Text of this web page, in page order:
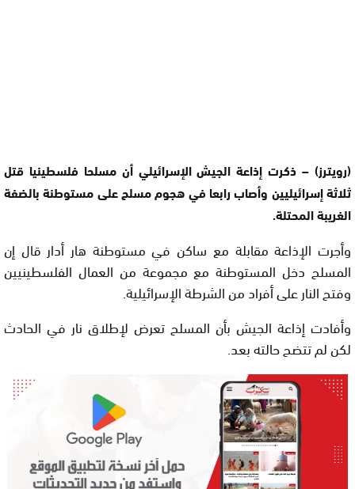
(رويترز) – ذكرت إذاعة الجيش الإسرائيلي أن مسلحا فلسطينيا قتل
ثلاثة إسرائيليين وأصاب رابعا في هجوم مسلح على مستوطنة بالضفة
الغريبة المحتلة.
وأجرت الإذاعة مقابلة مع ساكن في مستوطنة هار أدار قال إن
المسلح دخل المستوطنة مع مجموعة من العمال الفلسطينيين
وفتح النار على أفراد من الشرطة الإسرائيلية.
وأفادت إذاعة الجيش بأن المسلح تعرض لإطلاق نار في الحادث
لكن لم تتضح حالته بعد.